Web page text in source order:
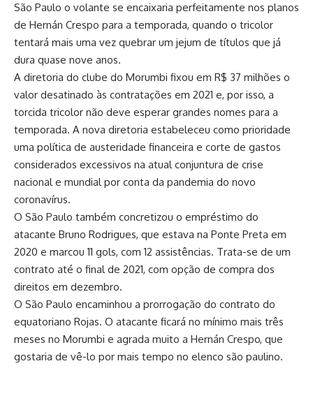
São Paulo o volante se encaixaria perfeitamente nos planos
de Hernán Crespo para a temporada, quando o tricolor
tentará mais uma vez quebrar um jejum de títulos que já
dura quase nove anos.
A diretoria do clube do Morumbi fixou em R$ 37 milhões o
valor desatinado às contratações em 2021 e, por isso, a
torcida tricolor não deve esperar grandes nomes para a
temporada. A nova diretoria estabeleceu como prioridade
uma política de austeridade financeira e corte de gastos
considerados excessivos na atual conjuntura de crise
nacional e mundial por conta da pandemia do novo
coronavírus.
O São Paulo também concretizou o empréstimo do
atacante Bruno Rodrigues, que estava na Ponte Preta em
2020 e marcou 11 gols, com 12 assistências. Trata-se de um
contrato até o final de 2021, com opção de compra dos
direitos em dezembro.
O São Paulo encaminhou a prorrogação do contrato do
equatoriano Rojas. O atacante ficará no mínimo mais três
meses no Morumbi e agrada muito a Hernán Crespo, que
gostaria de vê-lo por mais tempo no elenco são paulino.